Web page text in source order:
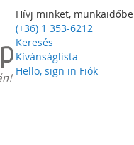
Hívj minket,
(+36) 1 353-6212
Keresés
Kívánságlista
Hello, sign in Fiók